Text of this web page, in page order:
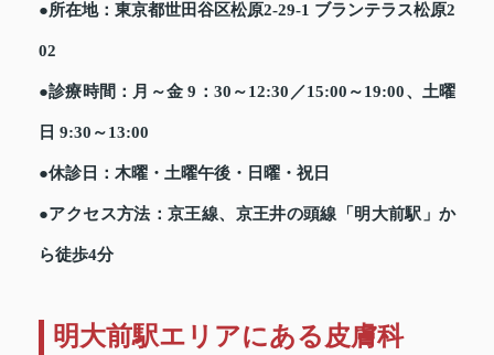
●所在地：東京都世田谷区松原2-29-1 ブランテラス松原2
02
●診療時間：月～金 9：30～12:30／15:00～19:00、土曜
日 9:30～13:00
●休診日：木曜・土曜午後・日曜・祝日
●アクセス方法：京王線、京王井の頭線「明大前駅」か
ら徒歩4分
明大前駅エリアにある皮膚科